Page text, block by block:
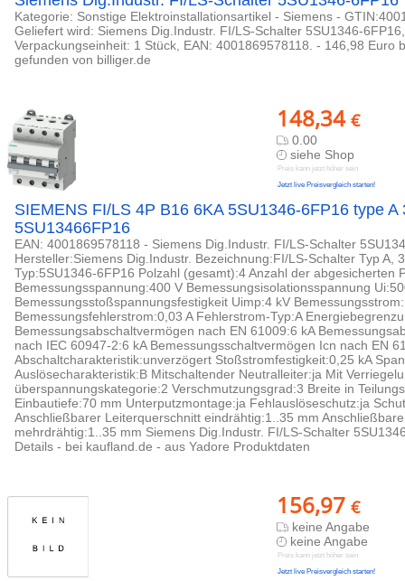
Kategorie: Sonstige Elektroinstallationsartikel - Siemens -
Geliefert wird: Siemens Dig.Industr. FI/LS-Schalter 5SU1346-6FP16,
Verpackungseinheit: 1 Stück, EAN: 4001869578118. - 146,98 Euro
gefunden von billiger.de
148,34 €
0.00
siehe Shop
Preis kann jetzt höher sein
Jetzt live Preisvergleich starten!
SIEMENS FI/LS 4P B16 6KA 5SU1346-6FP16 type A
5SU13466FP16
EAN: 4001869578118 - Siemens Dig.Industr. FI/LS-Schalter
Hersteller:Siemens Dig.Industr. Bezeichnung:FI/LS-Schalter Typ A,
Typ:5SU1346-6FP16 Polzahl (gesamt):4 Anzahl der abgesicherten
Bemessungsspannung:400 V Bemessungsisolationsspannung
Bemessungsstoßspannungsfestigkeit Uimp:4 kV
Bemessungsfehlerstrom:0,03 A Fehlerstrom-Typ:A
Bemessungsabschaltvermögen nach EN 61009:6 kA
nach IEC 60947-2:6 kA Bemessungsschaltvermögen Icn nach EN
Abschaltcharakteristik:unverzögert Stoßstromfestigkeit:0,25 kA
Auslösecharakteristik:B Mitschaltender Neutralleiter:ja Mit
überspannungskategorie:2 Verschmutzungsgrad:3 Breite in
Einbautiefe:70 mm Unterputzmontage:ja Fehlauslöseschutz:ja
Anschließbarer Leiterquerschnitt eindrähtig:1..35 mm
mehrdrähtig:1..35 mm Siemens Dig.Industr. FI/LS-Schalter
Details - bei kaufland.de - aus Yadore Produktdaten
156,97 €
keine Angabe
keine Angabe
Preis kann jetzt höher sein
Jetzt live Preisvergleich starten!